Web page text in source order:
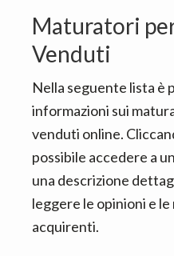
Maturatori
Venduti
Nella seguente lista è
informazioni sui
venduti online.
possibile accedere a
una descrizione
leggere le opinioni e
acquirenti.